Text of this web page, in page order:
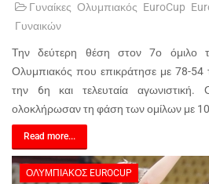
Γυναίκες Ολυμπιακός EuroCup
Γυναικών
Την δεύτερη θέση στον 7ο όμιλο
Ολυμπιακός που επικράτησε με 78-54
την 6η και τελευταία αγωνιστική.
ολοκλήρωσαν τη φάση των ομίλων με
Read more...
ΟΛΥΜΠΙΑΚΌΣ EUROCUP